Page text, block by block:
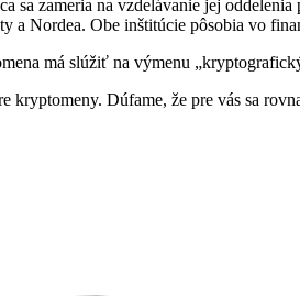
zameria na vzdelávanie jej
a Nordea. Obe inštitúcie pôsobia vo
má slúžiť na výmenu
Dúfame, že pre vás sa